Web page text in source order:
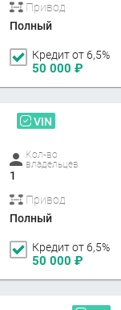
Привод
Полный
Кредит от 6,5%
50 000 ₽
VIN
Кол-во
владельцев
1
Привод
Полный
Кредит от 6,5%
50 000 ₽